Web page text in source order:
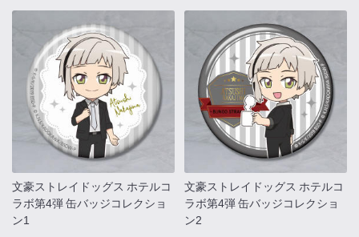
文豪ストレイドッグス ホテルコ
ラボ第4弾 缶バッジコレクショ
ン1
文豪ストレイドッグス ホテルコ
ラボ第4弾 缶バッジコレクショ
ン2